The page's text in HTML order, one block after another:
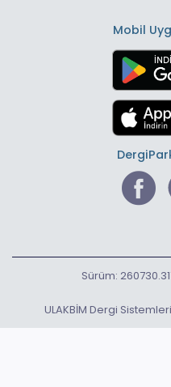
Mobil
ULAKBİM Dergi
Sürüm: